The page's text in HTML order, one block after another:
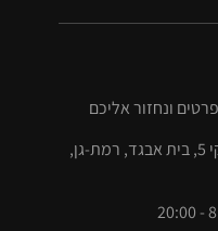
ונחזור אליכם
דרך זאב ז'בוטינסקי 5, בית אבגד, רמת-גן,